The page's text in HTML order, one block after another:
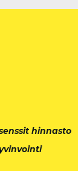
hinnasto